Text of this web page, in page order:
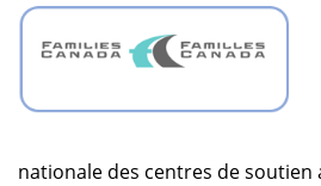
nationale des centres de soutien